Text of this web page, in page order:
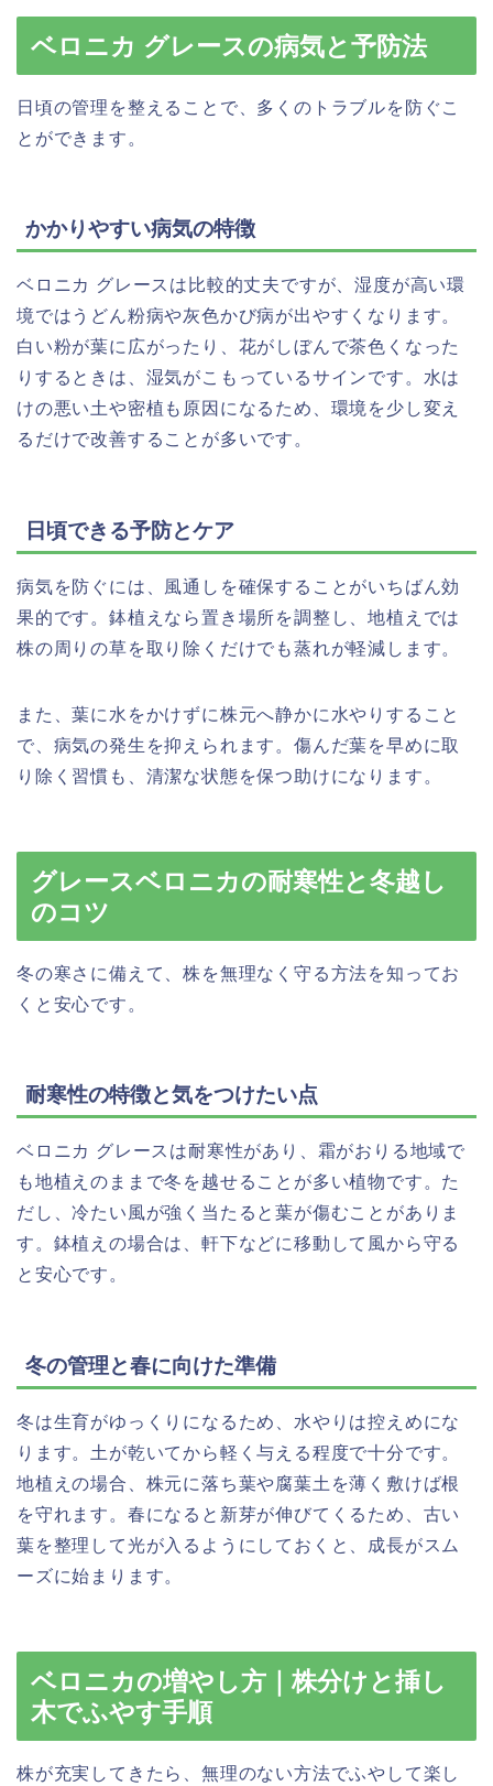
ベロニカ グレースの病気と予防法
日頃の管理を整えることで、多くのトラブルを防ぐこ
とができます。
かかりやすい病気の特徴
ベロニカ グレースは比較的丈夫ですが、湿度が高い環
境ではうどん粉病や灰色かび病が出やすくなります。
白い粉が葉に広がったり、花がしぼんで茶色くなった
りするときは、湿気がこもっているサインです。水は
けの悪い土や密植も原因になるため、環境を少し変え
るだけで改善することが多いです。
日頃できる予防とケア
病気を防ぐには、風通しを確保することがいちばん効
果的です。鉢植えなら置き場所を調整し、地植えでは
株の周りの草を取り除くだけでも蒸れが軽減します。
また、葉に水をかけずに株元へ静かに水やりすること
で、病気の発生を抑えられます。傷んだ葉を早めに取
り除く習慣も、清潔な状態を保つ助けになります。
グレースベロニカの耐寒性と冬越し
のコツ
冬の寒さに備えて、株を無理なく守る方法を知ってお
くと安心です。
耐寒性の特徴と気をつけたい点
ベロニカ グレースは耐寒性があり、霜がおりる地域で
も地植えのままで冬を越せることが多い植物です。た
だし、冷たい風が強く当たると葉が傷むことがありま
す。鉢植えの場合は、軒下などに移動して風から守る
と安心です。
冬の管理と春に向けた準備
冬は生育がゆっくりになるため、水やりは控えめにな
ります。土が乾いてから軽く与える程度で十分です。
地植えの場合、株元に落ち葉や腐葉土を薄く敷けば根
を守れます。春になると新芽が伸びてくるため、古い
葉を整理して光が入るようにしておくと、成長がスム
ーズに始まります。
ベロニカの増やし方｜株分けと挿し
木でふやす手順
株が充実してきたら、無理のない方法でふやして楽し